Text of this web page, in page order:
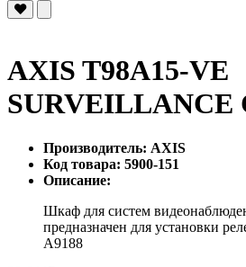
AXIS T98A15-VE
SURVEILLANCE
Производитель: AXIS
Код товара: 5900-151
Описание:
Шкаф для систем
предназначен для установки
A9188